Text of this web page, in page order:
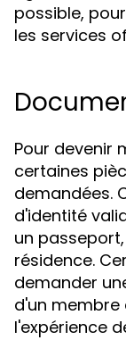
possible,
les services
Pour devenir
certaines
demandées.
d'identité
un
résidence.
demander
d'un
l'expérience